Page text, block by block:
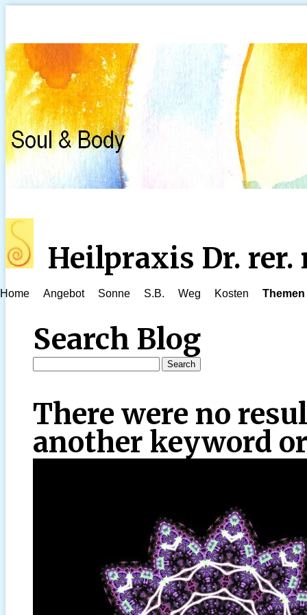
Heilpraxis Dr. rer.
Home Angebot Sonne S.B. Weg Kosten Themen
Search Blog
There were no
another keyword